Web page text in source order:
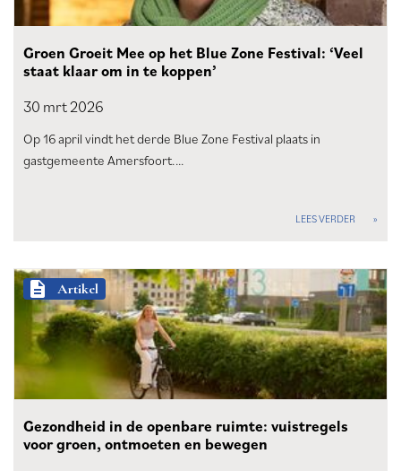
Groen Groeit Mee op het Blue Zone Festival: ‘Veel
staat klaar om in te koppen’
30 mrt2026
Op 16 april vindt het derde Blue Zone Festival plaats in
gastgemeente Amersfoort.…
LEES VERDER
description Artikel
Gezondheid in de openbare ruimte: vuistregels
voor groen, ontmoeten en bewegen